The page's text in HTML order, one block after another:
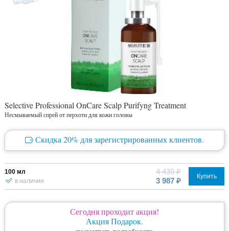
Selective Professional OnCare Scalp Purifyng Treatment
Несмываемый спрей от перхоти для кожи головы
Скидка 20% для зарегистрированных клиентов.
100 мл
в наличии
4 430 ₽
3 987 ₽
Купить
Сегодня проходит акция!
Акция Подарок.